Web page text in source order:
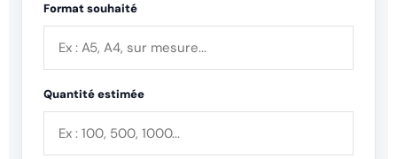
Format souhaité
Quantité estimée